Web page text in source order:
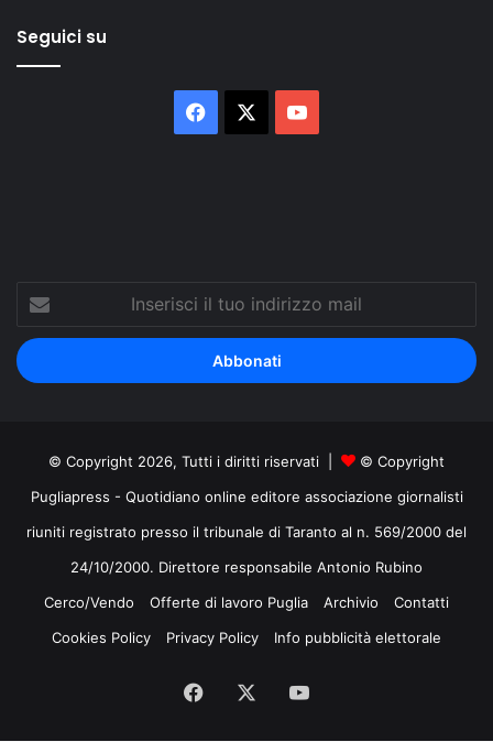
Seguici su
Facebook
Inserisci
tuo
indirizzo
mail
© Copyright 2026, Tutti i diritti riservati |
© Copyright
Pugliapress - Quotidiano online editore associazione giornalisti
riuniti registrato presso il tribunale di Taranto al n. 569/2000 del
24/10/2000. Direttore responsabile Antonio Rubino
Cerco/Vendo
Offerte di lavoro Puglia Archivio
Contatti
Cookies Policy
Privacy Policy Info pubblicità elettorale
Facebook